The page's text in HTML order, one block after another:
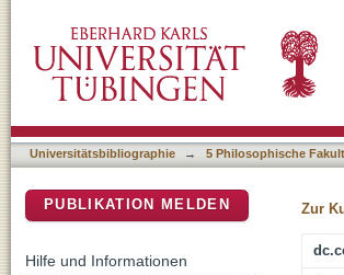
and Louis MacNeice's Letters
Universitätsbibliographie → 5 Philosophische
Zur
PUBLIKATION MELDEN
Hilfe und Informationen